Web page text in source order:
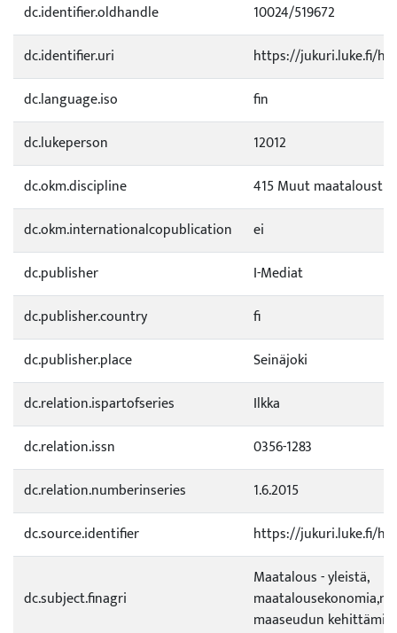
dc.identifier.oldhandle
10024/519672
dc.identifier.uri
https://jukuri.luke.fi/
dc.language.iso
fin
dc.lukeperson
12012
dc.okm.discipline
415 Muut
dc.okm.internationalcopublication
ei
dc.publisher
I-Mediat
dc.publisher.country
fi
dc.publisher.place
Seinäjoki
dc.relation.ispartofseries
Ilkka
dc.relation.issn
0356-1283
dc.relation.numberinseries
1.6.2015
dc.source.identifier
https://jukuri.luke.fi/
dc.subject.finagri
Maatalous - yleistä,
maaseudun